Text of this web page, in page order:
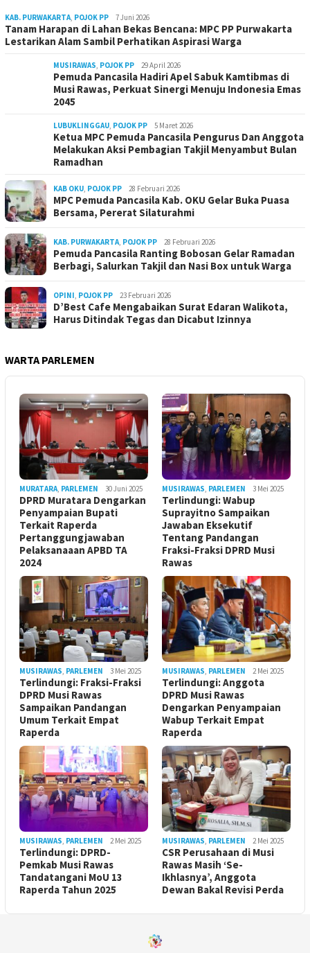
KAB. PURWAKARTA, POJOK PP 7 Juni 2026
Tanam Harapan di Lahan Bekas Bencana: MPC PP Purwakarta
Lestarikan Alam Sambil Perhatikan Aspirasi Warga
MUSIRAWAS, POJOK PP 29 April 2026
Pemuda Pancasila Hadiri Apel Sabuk Kamtibmas di
Musi Rawas, Perkuat Sinergi Menuju Indonesia Emas
2045
LUBUKLINGGAU, POJOK PP 5 Maret 2026
Ketua MPC Pemuda Pancasila Pengurus Dan Anggota
Melakukan Aksi Pembagian Takjil Menyambut Bulan
Ramadhan
KAB OKU, POJOK PP 28 Februari 2026
MPC Pemuda Pancasila Kab. OKU Gelar Buka Puasa
Bersama, Pererat Silaturahmi
KAB. PURWAKARTA, POJOK PP 28 Februari 2026
Pemuda Pancasila Ranting Bobosan Gelar Ramadan
Berbagi, Salurkan Takjil dan Nasi Box untuk Warga
OPINI, POJOK PP 23 Februari 2026
D’Best Cafe Mengabaikan Surat Edaran Walikota,
Harus Ditindak Tegas dan Dicabut Izinnya
WARTA PARLEMEN
MURATARA, PARLEMEN 30 Juni 2025
DPRD Muratara Dengarkan
Penyampaian Bupati
Terkait Raperda
Pertanggungjawaban
Pelaksanaaan APBD TA
2024
MUSIRAWAS, PARLEMEN 3 Mei 2025
Terlindungi: Wabup
Suprayitno Sampaikan
Jawaban Eksekutif
Tentang Pandangan
Fraksi-Fraksi DPRD Musi
Rawas
MUSIRAWAS, PARLEMEN 3 Mei 2025
Terlindungi: Fraksi-Fraksi
DPRD Musi Rawas
Sampaikan Pandangan
Umum Terkait Empat
Raperda
MUSIRAWAS, PARLEMEN 2 Mei 2025
Terlindungi: Anggota
DPRD Musi Rawas
Dengarkan Penyampaian
Wabup Terkait Empat
Raperda
MUSIRAWAS, PARLEMEN 2 Mei 2025
Terlindungi: DPRD-
Pemkab Musi Rawas
Tandatangani MoU 13
Raperda Tahun 2025
MUSIRAWAS, PARLEMEN 2 Mei 2025
CSR Perusahaan di Musi
Rawas Masih ‘Se-
Ikhlasnya’, Anggota
Dewan Bakal Revisi Perda ‎